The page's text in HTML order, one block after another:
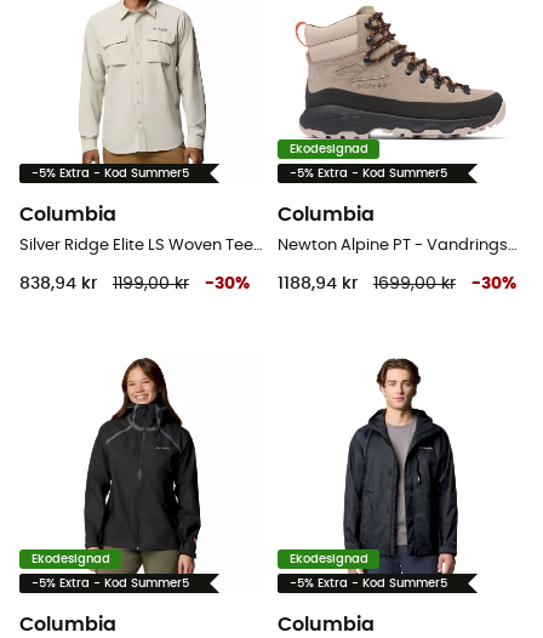
-5% Extra - Kod Summer5
Columbia
838,94 kr 1199,00 kr -30%
Ekodesignad
-5% Extra - Kod Summer5
Columbia
1188,94 kr 1699,00 kr -30%
Ekodesignad
-5% Extra - Kod Summer5
Columbia
Ekodesignad
-5% Extra - Kod Summer5
Columbia